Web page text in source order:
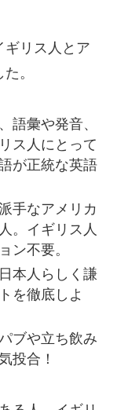
ギリス人とア
。
語彙や発音、
ス人にとって
が正統な英語
手なアメリカ
。イギリス人
ン不要。
本人らしく謙
を徹底しよ
ブや立ち飲み
投合！